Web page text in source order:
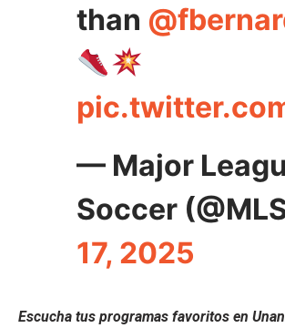
than
— Major
Soccer
17, 2025
Escucha tus programas favoritos en